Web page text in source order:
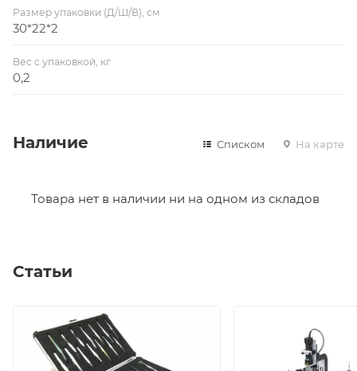
Размер упаковки (Д/Ш/В), см
30*22*2
Вес с упаковкой, кг
0,2
Наличие Списком На карте
Товара нет в наличии ни на одном из складов
Статьи